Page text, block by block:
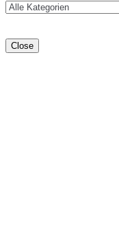
Close